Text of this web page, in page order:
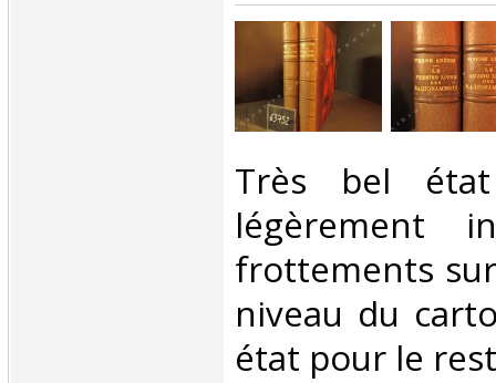
‎Très bel
légèrement
frottements
niveau du
état pour le